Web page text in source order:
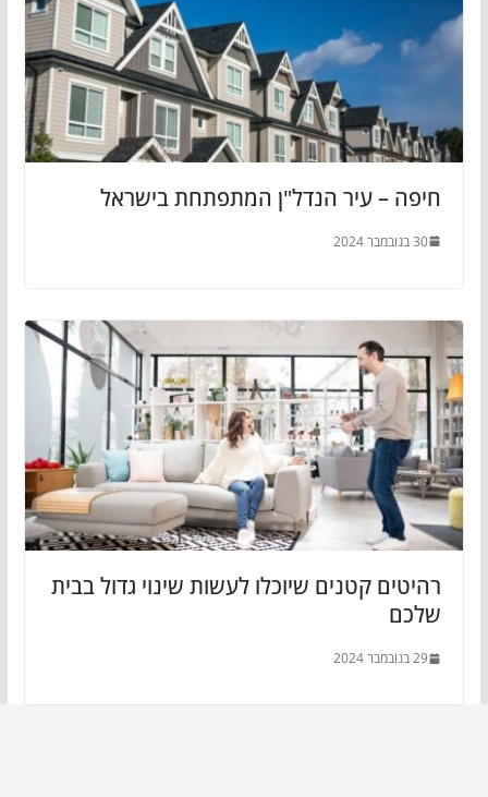
חיפה – עיר הנדל"ן המתפתחת בישראל
30 בנובמבר 2024
רהיטים קטנים שיוכלו לעשות שינוי גדול בבית
שלכם
29 בנובמבר 2024